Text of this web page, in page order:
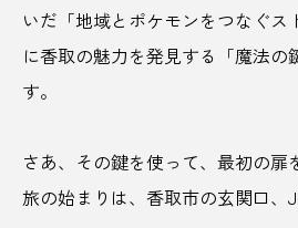
トイレ とうきび とう
トビチ商店街 どぶろく
ニューオープン ニュージャ
いだ「地域とポケモンをつなぐス
に香取の魅力を発見する「魔法の
す。
さあ、その鍵を使って、最初の扉
旅の始まりは、香取市の玄関口、